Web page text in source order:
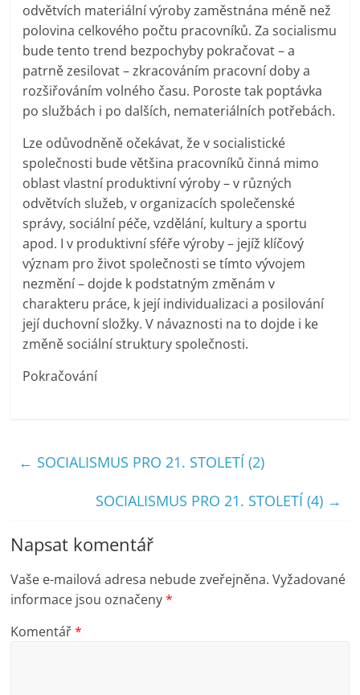
odvětvích materiální výroby zaměstnána méně než
polovina celkového počtu pracovníků. Za socialismu
bude tento trend bezpochyby pokračovat – a
patrně zesilovat – zkracováním pracovní doby a
rozšiřováním volného času. Poroste tak poptávka
po službách i po dalších, nemateriálních potřebách.
Lze odůvodněně očekávat, že v socialistické
společnosti bude většina pracovníků činná mimo
oblast vlastní produktivní výroby – v různých
odvětvích služeb, v organizacích společenské
správy, sociální péče, vzdělání, kultury a sportu
apod. I v produktivní sféře výroby – jejíž klíčový
význam pro život společnosti se tímto vývojem
nezmění – dojde k podstatným změnám v
charakteru práce, k její individualizaci a posilování
její duchovní složky. V návaznosti na to dojde i ke
změně sociální struktury společnosti.
Pokračování
← SOCIALISMUS PRO 21. STOLETÍ (2)
SOCIALISMUS PRO 21. STOLETÍ (4) →
Napsat komentář
Vaše e-mailová adresa nebude zveřejněna. Vyžadované
informace jsou označeny*
Komentář*